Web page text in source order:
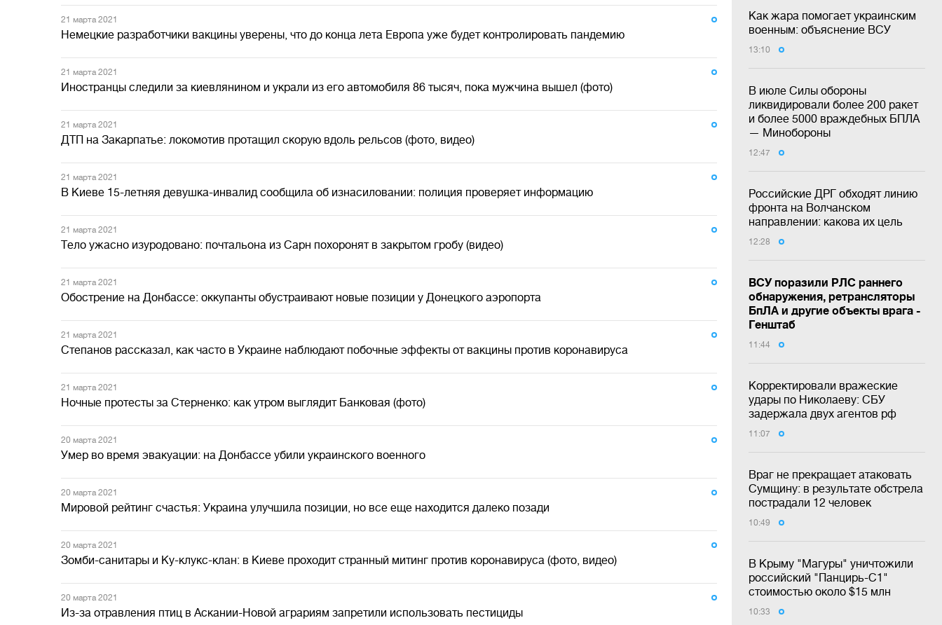
Как жара помогает украинским
военным: объяснение ВСУ
13:10
В июле Силы обороны
ликвидировали более 200 ракет
и более 5000 враждебных БПЛА
— Минобороны
12:47
Российские ДРГ обходят линию
фронта на Волчанском
направлении: какова их цель
12:28
ВСУ поразили РЛС раннего
обнаружения, ретрансляторы
БпЛА и другие объекты врага -
Генштаб
11:44
Корректировали вражеские
удары по Николаеву: СБУ
задержала двух агентов рф
11:07
Враг не прекращает атаковать
Сумщину: в результате обстрела
пострадали 12 человек
10:49
В Крыму "Магуры" уничтожили
российский "Панцирь-С1"
стоимостью около $15 млн
10:33
21 марта 2021
Немецкие разработчики вакцины уверены, что до конца лета Европа уже будет контролировать пандемию
21 марта 2021
Иностранцы следили за киевлянином и украли из его автомобиля 86 тысяч, пока мужчина вышел (фото)
21 марта 2021
ДТП на Закарпатье: локомотив протащил скорую вдоль рельсов (фото, видео)
21 марта 2021
В Киеве 15-летняя девушка-инвалид сообщила об изнасиловании: полиция проверяет информацию
21 марта 2021
Тело ужасно изуродовано: почтальона из Сарн похоронят в закрытом гробу (видео)
21 марта 2021
Обострение на Донбассе: оккупанты обустраивают новые позиции у Донецкого аэропорта
21 марта 2021
Степанов рассказал, как часто в Украине наблюдают побочные эффекты от вакцины против коронавируса
21 марта 2021
Ночные протесты за Стерненко: как утром выглядит Банковая (фото)
20 марта 2021
Умер во время эвакуации: на Донбассе убили украинского военного
20 марта 2021
Мировой рейтинг счастья: Украина улучшила позиции, но все еще находится далеко позади
20 марта 2021
Зомби-санитары и Ку-клукс-клан: в Киеве проходит странный митинг против коронавируса (фото, видео)
20 марта 2021
Из-за отравления птиц в Аскании-Новой аграриям запретили использовать пестициды